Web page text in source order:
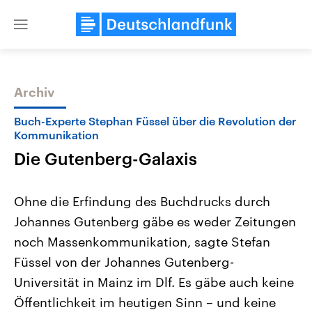
Close
Themen
Landtagswahl Sachsen-Anhalt
Alle Informationen
Sachsen-Anhalt wählt am 6.
September 2026 einen neuen
Landtag. Seit 2021 wird das
Bundesland von einer Koalition aus
USA
Hintergründe
Wirtschaftlich und
gehören die Vereinigten
den mächtigsten Ländern
mit großem Einfluss auf
Archiv
Buch-Experte Stephan Füssel über die Revolution der
Kommunikation
Die Gutenberg-Galaxis
Ohne die Erfindung des Buchdrucks durch
Johannes Gutenberg gäbe es weder Zeitungen
noch Massenkommunikation, sagte Stefan
Füssel von der Johannes Gutenberg-
Universität in Mainz im Dlf. Es gäbe auch keine
Öffentlichkeit im heutigen Sinn – und keine